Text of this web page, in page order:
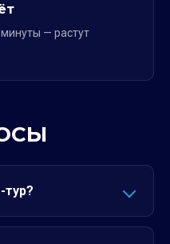
— растут
тур?